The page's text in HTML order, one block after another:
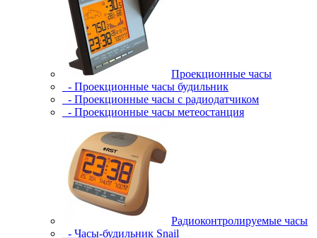
Проекционные часы
- Проекционные часы будильник
- Проекционные часы с радиодатчиком
- Проекционные часы метеостанция
Радиоконтролируемые часы
- Часы-будильник Snail